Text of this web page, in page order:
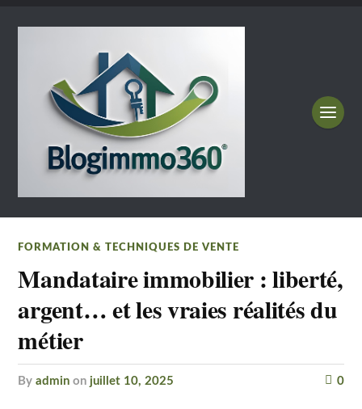
FORMATION & TECHNIQUES DE VENTE
Mandataire immobilier : liberté,
argent… et les vraies réalités du
métier
byadmin onjuillet 10, 2025 0